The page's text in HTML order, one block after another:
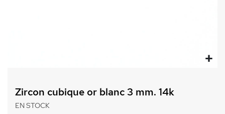
début
Zircon cubique or blanc 3 mm. 14k
EN STOCK